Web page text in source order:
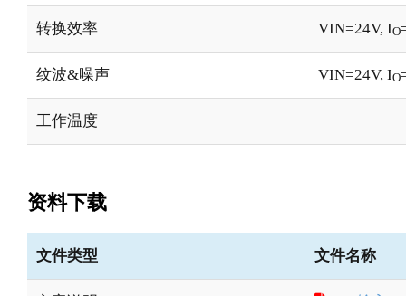
转换效率 VIN=24V, IO
纹波&噪声 VIN=24V, IO
工作温度
资料下载
文件类型 文件名称